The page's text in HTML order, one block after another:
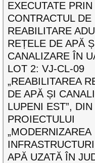
EXECUTATE PRIN
CONTRACTUL DE
REABILITARE
REȚELE DE APĂ
CANALIZARE ÎN
LOT 2: VJ-CL-09
„REABILITAREA
DE APĂ ȘI
LUPENI EST”,
PROIECTULUI
„MODERNIZAREA
APĂ UZATĂ ÎN